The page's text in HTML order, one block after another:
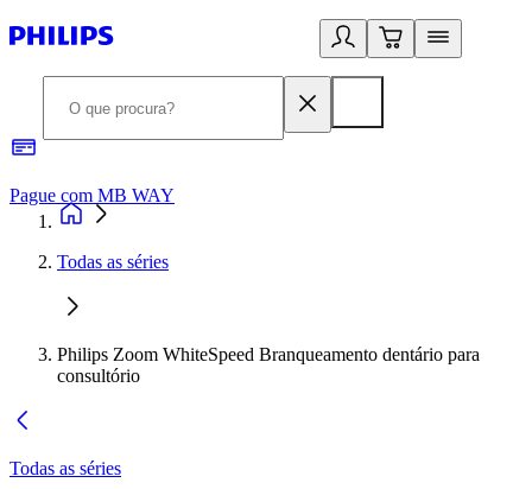
Pague com MB WAY
Todas as séries
Philips Zoom WhiteSpeed Branqueamento dentário para
consultório
Todas as séries